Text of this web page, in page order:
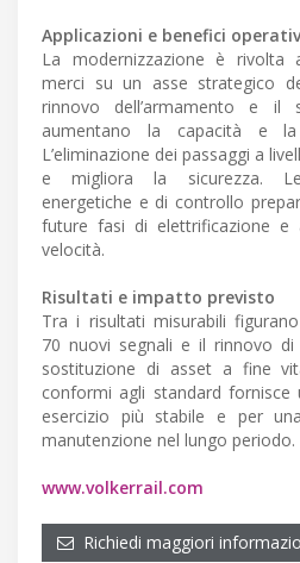
Applicazioni e benefici
La modernizzazione è rivolta
merci su un asse strategico
rinnovo dell’armamento e il
aumentano la capacità e la
L’eliminazione dei passaggi a
e migliora la sicurezza.
energetiche e di controllo
future fasi di elettrificazione e
velocità.
Risultati e impatto previsto
Tra i risultati misurabili
70 nuovi segnali e il rinnovo
sostituzione di asset a fine
conformi agli standard fornisce
esercizio più stabile e per
manutenzione nel lungo periodo.
www.volkerrail.com
Richiedi maggiori